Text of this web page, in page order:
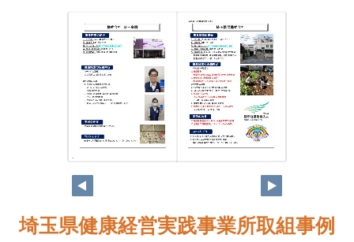
130
埼玉県健康経営実践事業所取組事例